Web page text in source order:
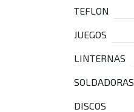
TEFLON
JUEGOS
LINTERNAS
SOLDADORAS
DISCOS